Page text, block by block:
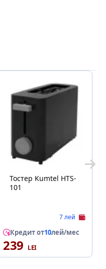
Тостер Kumtel HTS-
101
7 лей
Кредит от10лей/мес
239